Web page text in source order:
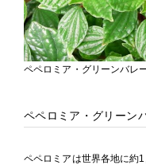
ペペロミア・グリーンバレ
ペペロミア・グリーン
ペペロミアは世界各地に約